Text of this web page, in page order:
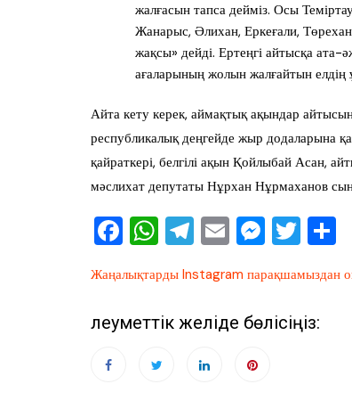
жалғасын тапса дейміз. Осы
Жанарыс, Әлихан, Еркеғали,
жақсы» дейді. Ертеңгі айтысқа ата-
ағаларының жолын жалғайтын
Айта кету керек, аймақтық ақындар
республикалық деңгейде жыр додаларына
қайраткері, белгілі ақын Қойлыбай Асан,
мәслихат депутаты Нұрхан Нұрмаханов
F
c
e
W
at
s
p
T
e
gr
m
E
ai
l
M
ss
e
T
tt
er
Жаңалықтарды Instagram парақшамыздан
Әлеуметтік желіде бөлісіңіз: